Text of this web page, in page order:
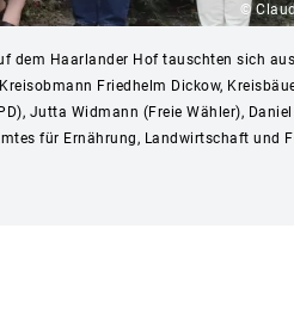
©
dem Haarlander Hof tauschten sich
Friedhelm Dickow,
Jutta Widmann (Freie Wähler), Daniel
für Ernährung, Landwirtschaft und